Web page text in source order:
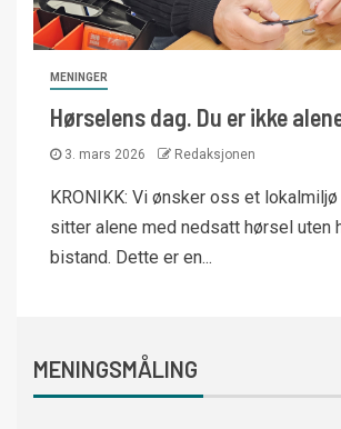
MENINGER
Hørselens dag. Du er ikke
3. mars 2026 Redaksjonen
KRONIKK: Vi ønsker oss et
sitter alene med nedsatt hørsel uten
bistand. Dette er en...
MENINGSMÅLING